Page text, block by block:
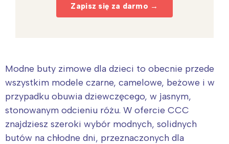
Zapisz się za darmo →
Modne buty zimowe dla dzieci to obecnie przede
wszystkim modele czarne, camelowe, beżowe i w
przypadku obuwia dziewczęcego, w jasnym,
stonowanym odcieniu różu. W ofercie CCC
znajdziesz szeroki wybór modnych, solidnych
butów na chłodne dni, przeznaczonych dla